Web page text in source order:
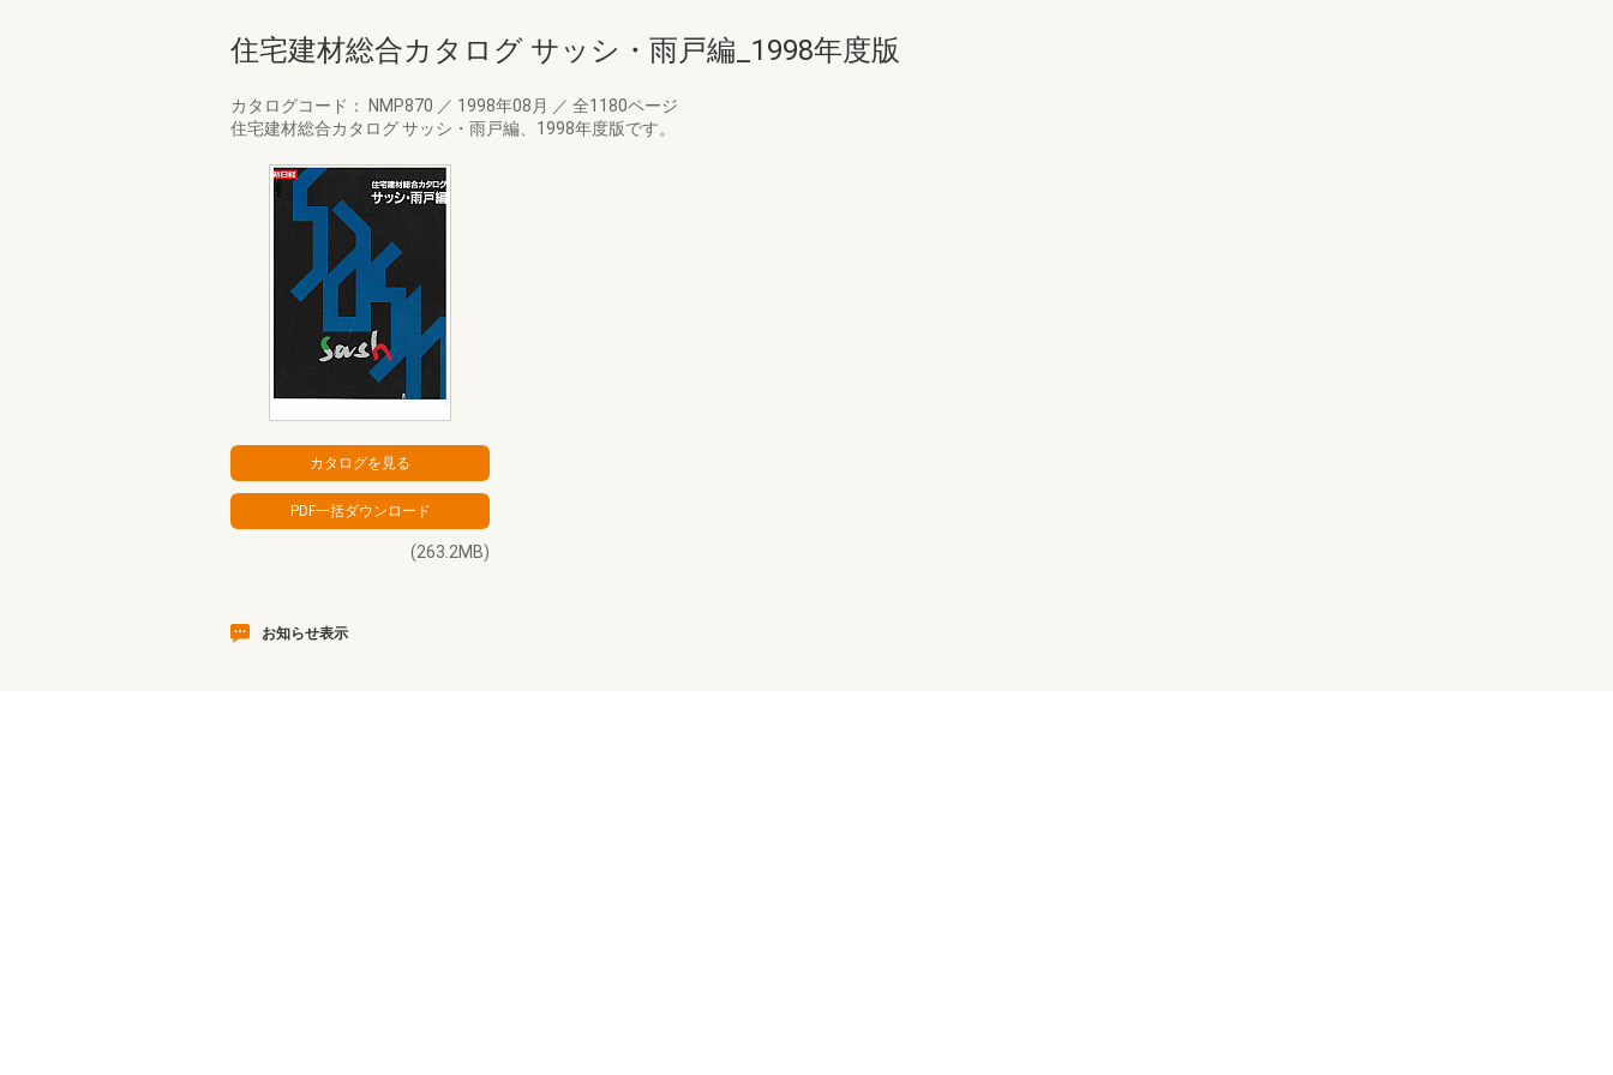
住宅建材総合カタログ サッシ・雨戸編_1998年度版
カタログコード： NMP870 ／ 1998年08月 ／ 全1180ページ
住宅建材総合カタログ サッシ・雨戸編、1998年度版です。
(263.2MB)
お知らせ表示